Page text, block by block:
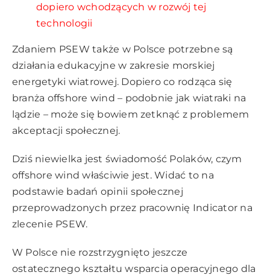
dopiero wchodzących w rozwój tej
technologii
Zdaniem PSEW także w Polsce potrzebne są
działania edukacyjne w zakresie morskiej
energetyki wiatrowej. Dopiero co rodząca się
branża offshore wind – podobnie jak wiatraki na
lądzie – może się bowiem zetknąć z problemem
akceptacji społecznej.
Dziś niewielka jest świadomość Polaków, czym
offshore wind właściwie jest. Widać to na
podstawie badań opinii społecznej
przeprowadzonych przez pracownię Indicator na
zlecenie PSEW.
W Polsce nie rozstrzygnięto jeszcze
ostatecznego kształtu wsparcia operacyjnego dla